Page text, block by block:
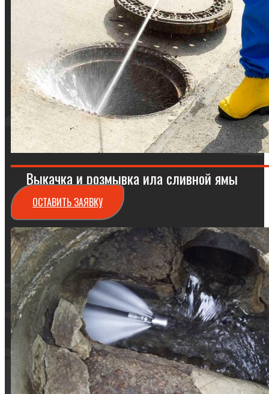
Выкачка и розмывка ила сливной ямы
ОСТАВИТЬ ЗАЯВКУ